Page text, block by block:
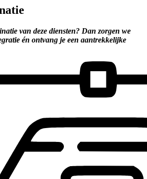
van deze diensten? Dan zorgen we
én ontvang je een aantrekkelijke